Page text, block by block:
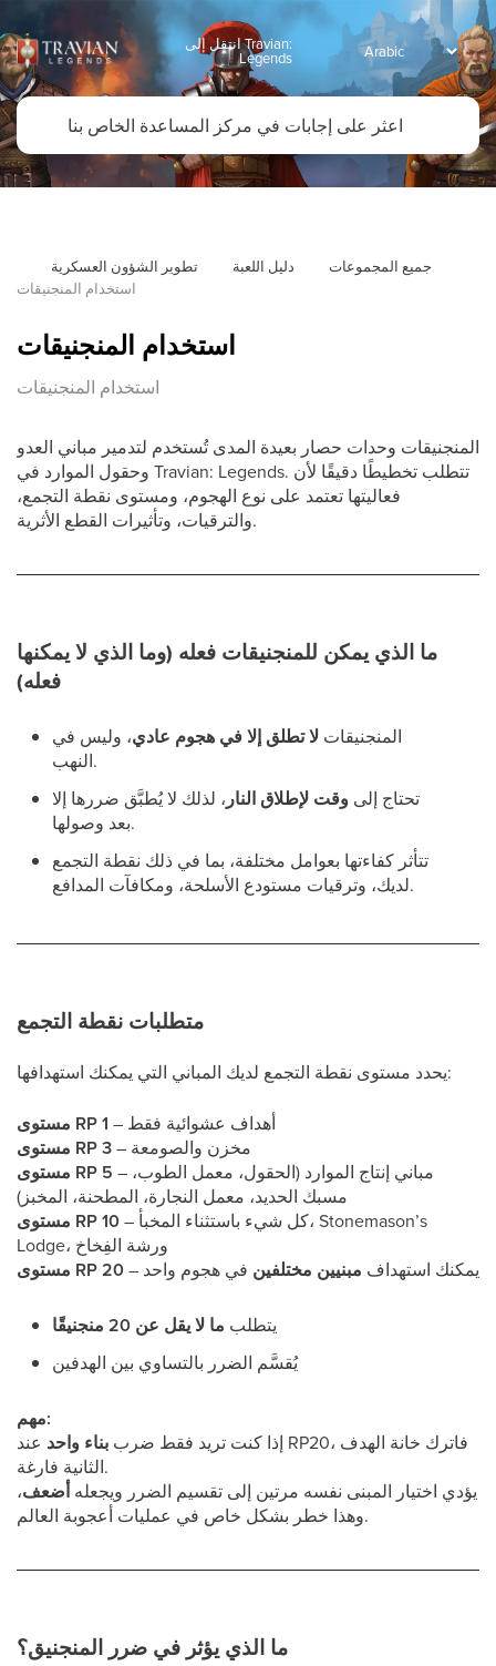
انتقل إلى Travian:
Legends
جميع المجموعات دليل اللعبة
تطوير الشؤون العسكرية
استخدام المنجنيقات
استخدام المنجنيقات
استخدام المنجنيقات
المنجنيقات وحدات حصار بعيدة المدى تُستخدم لتدمير مباني العدو
وحقول الموارد في Travian: Legends. تتطلب تخطيطًا دقيقًا لأن
فعاليتها تعتمد على نوع الهجوم، ومستوى نقطة التجمع،
والترقيات، وتأثيرات القطع الأثرية.
ما الذي يمكن للمنجنيقات فعله (وما الذي لا يمكنها
فعله)
المنجنيقات لا تطلق إلا في هجوم عادي، وليس في
النهب.
تحتاج إلى وقت لإطلاق النار، لذلك لا يُطبَّق ضررها إلا
بعد وصولها.
تتأثر كفاءتها بعوامل مختلفة، بما في ذلك نقطة التجمع
لديك، وترقيات مستودع الأسلحة، ومكافآت المدافع.
متطلبات نقطة التجمع
يحدد مستوى نقطة التجمع لديك المباني التي يمكنك استهدافها:
مستوى RP 1 – أهداف عشوائية فقط
مستوى RP 3 – مخزن والصومعة
مستوى RP 5 – مباني إنتاج الموارد (الحقول، معمل الطوب،
مسبك الحديد، معمل النجارة، المطحنة، المخبز)
مستوى RP 10– كل شيء باستثناء المخبأ، Stonemason’s
Lodge، ورشة الفِخاخ
مستوى RP 20 – يمكنك استهداف مبنيين مختلفين في هجوم واحد
يتطلب ما لا يقل عن 20 منجنيقًا
يُقسَّم الضرر بالتساوي بين الهدفين
مهم:
إذا كنت تريد فقط ضرب بناء واحد عند RP20، فاترك خانة الهدف
الثانية فارغة.
يؤدي اختيار المبنى نفسه مرتين إلى تقسيم الضرر ويجعلهأضعف،
وهذا خطر بشكل خاص في عمليات أعجوبة العالم.
ما الذي يؤثر في ضرر المنجنيق؟